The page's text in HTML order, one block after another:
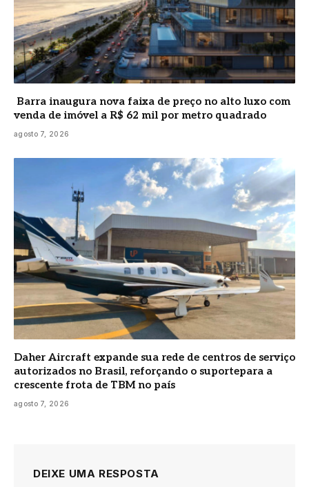
Barra inaugura nova faixa de preço no alto luxo com
venda de imóvel a R$ 62 mil por metro quadrado
agosto 7, 2026
Daher Aircraft expande sua rede de centros de serviço
autorizados no Brasil, reforçando o suportepara a
crescente frota de TBM no país
agosto 7, 2026
DEIXE UMA RESPOSTA